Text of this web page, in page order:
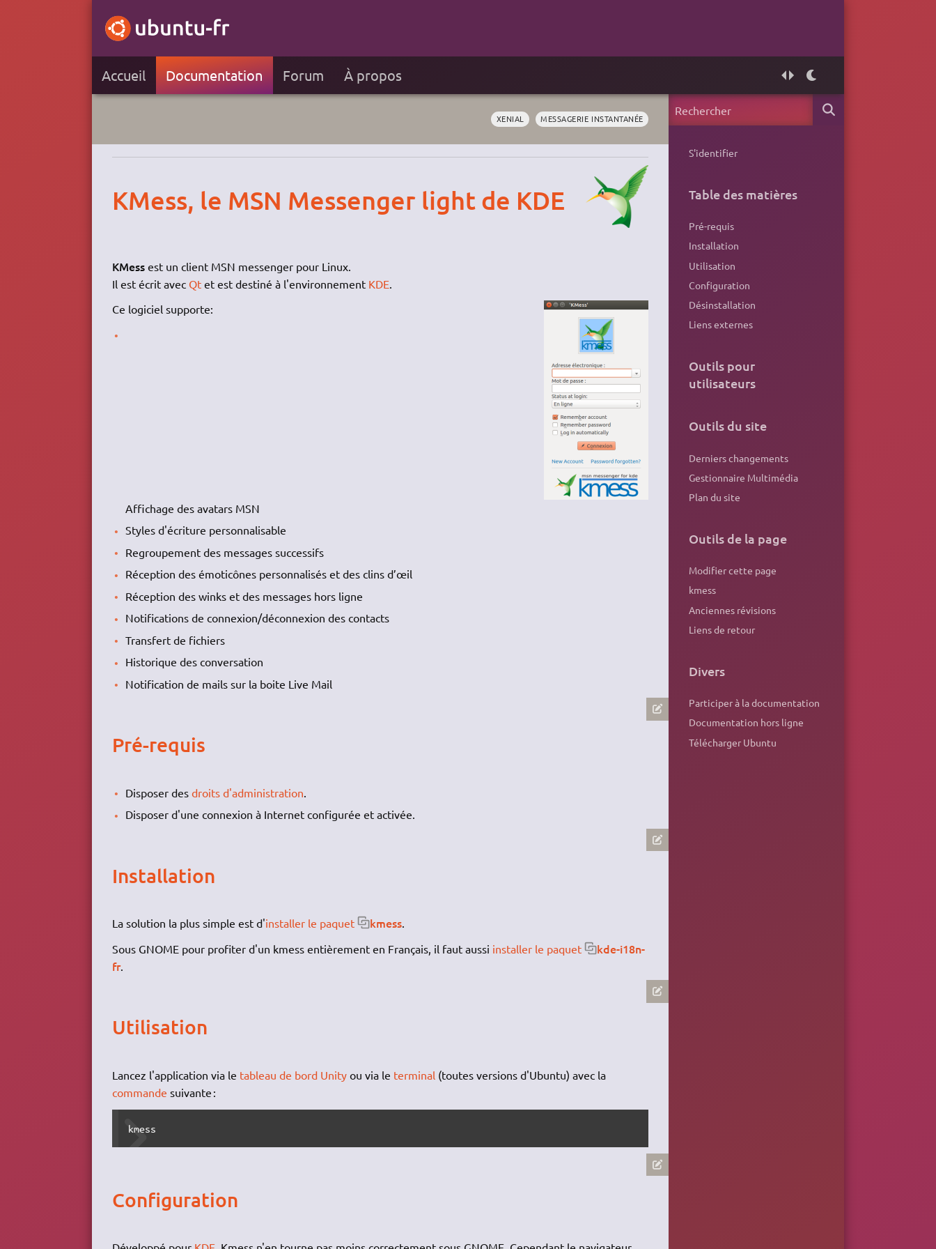
Accueil Documentation Forum À propos
XENIAL MESSAGERIE INSTANTANÉE
KMess, le MSN Messenger light de KDE
KMessest un client MSN messenger pour Linux.
Il est écrit avec Qtet est destiné à l'environnement KDE.
Ce logiciel supporte:
Affichage des avatars MSN
Styles d'écriture personnalisable
Regroupement des messages successifs
Réception des émoticônes personnalisés et des clins d’œil
Réception des winks et des messages hors ligne
Notifications de connexion/déconnexion des contacts
Transfert de fichiers
Historique des conversation
Notification de mails sur la boite Live Mail
Pré-requis
Disposer desdroits d'administration
Disposer d'une connexion à Internet configurée et activée.
Installation
La solution la plus simple est d'installer le paquet kmess.
Sous GNOME pour profiter d'un kmess entièrement en Français, il faut aussi installer le paquet
kde-i18n-
fr.
Utilisation
Lancez l'application via le tableau de bord Unityou via le terminal (toutes versions d'Ubuntu) avec la
commande suivante :
kmess
Configuration
S'identifier
Table des matières
Pré-requis
Installation
Utilisation
Configuration
Désinstallation
Liens externes
Outils pour
utilisateurs
Outils du site
Derniers changements
Gestionnaire Multimédia
Plan du site
Outils de la page
Modifier cette page
kmess
Anciennes révisions
Liens de retour
Divers
Participer à la documentation
Documentation hors ligne
Télécharger Ubuntu